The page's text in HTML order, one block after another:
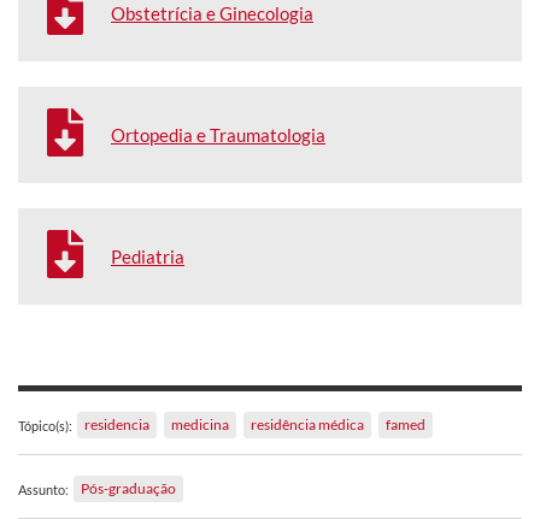
Obstetrícia e Ginecologia
Ortopedia e Traumatologia
Pediatria
Tópico(s): residencia medicina residência médica famed
Assunto: Pós-graduação